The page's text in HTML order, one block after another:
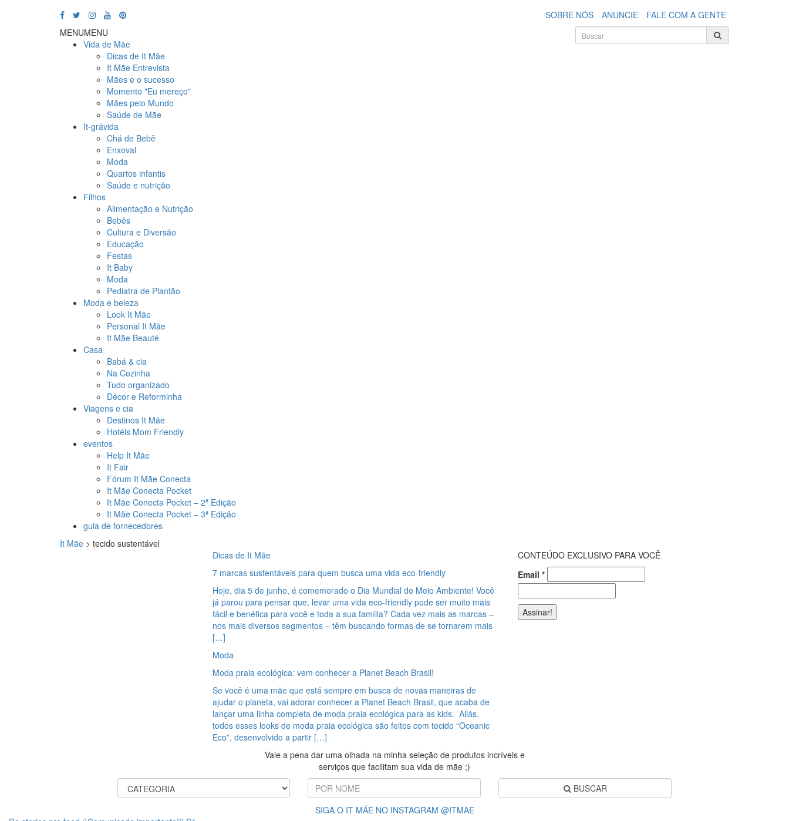
SOBRE NÓS ANUNCIE
FALE COM A GENTE
MENUMENU
Vida de Mãe
Dicas de It Mãe
It Mãe Entrevista
Mães e o sucesso
Momento "Eu mereço"
Mães pelo Mundo
Saúde de Mãe
It-grávida
Chá de Bebê
Enxoval
Moda
Quartos infantis
Saúde e nutrição
Filhos
Alimentação e Nutrição
Bebês
Cultura e Diversão
Educação
Festas
It Baby
Moda
Pediatra de Plantão
Moda e beleza
Look It Mãe
Personal It Mãe
It Mãe Beauté
Casa
Babá & cia
Na Cozinha
Tudo organizado
Décor e Reforminha
Viagens e cia
Destinos It Mãe
Hotéis Mom Friendly
eventos
Help It Mãe
It Fair
Fórum It Mãe Conecta
It Mãe Conecta Pocket
It Mãe Conecta Pocket – 2ª Edição
It Mãe Conecta Pocket – 3ª Edição
guia de fornecedores
It Mãe > tecido sustentável
Dicas de It Mãe
7 marcas sustentáveis para quem busca uma vida eco-friendly
Hoje, dia 5 de junho, é comemorado o Dia Mundial do Meio Ambiente! Você
já parou para pensar que, levar uma vida eco-friendly pode ser muito mais
fácil e benéfica para você e toda a sua família? Cada vez mais as marcas –
nos mais diversos segmentos – têm buscando formas de se tornarem mais
[…]
Moda
Moda praia ecológica: vem conhecer a Planet Beach Brasil!
Se você é uma mãe que está sempre em busca de novas maneiras de
ajudar o planeta, vai adorar conhecer a Planet Beach Brasil, que acaba de
lançar uma linha completa de moda praia ecológica para as kids. Aliás,
todos esses looks de moda praia ecológica são feitos com tecido “Oceanic
Eco”, desenvolvido a partir […]
CONTEÚDO EXCLUSIVO PARA VOCÊ
Email *
Vale a pena dar uma olhada na minha seleção de produtos incríveis e
serviços que facilitam sua vida de mãe ;)
BUSCAR
SIGA O IT MÃE NO INSTAGRAM @ITMAE